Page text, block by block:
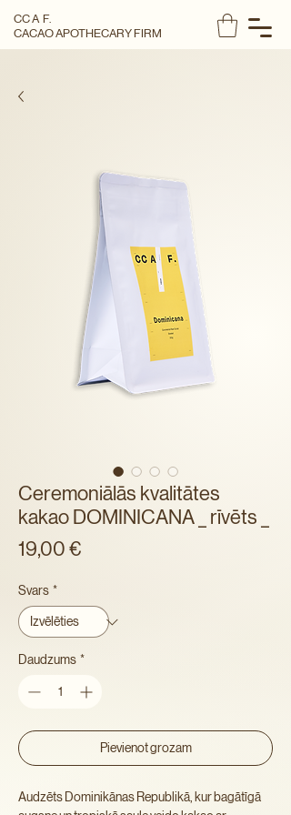
CC A F.
CACAO APOTHECARY FIRM
Ceremoniālās kvalitātes
kakao DOMINICANA _ rīvēts _
19,00 €Cena
Svars *
Daudzums *
Pievienot grozam
Audzēts Dominikānas Republikā, kur bagātīgā